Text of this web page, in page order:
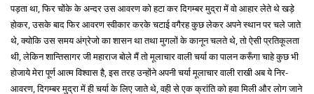
पड़ता था, फिर चोंके के अन्दर उस आवरण को हटा कर दिगम्बर मुद्रा में वो आहार लेते थे खड़े
होकर, उसके बाद फिर आवरण स्वीकार करके चटाई वगैरह कुछ लेकर अपने स्थान पर चले जाते
थे, क्योकि उस समय अंग्रेजो का शासन था तथा मुगलों के कानून चलते थे, तो ऐसी प्रतिकूलता
थी, लेकिन शान्तिसागर जी महाराज बोले मैं तो मूलाचार वाली चर्या का पालन करूँगा चाहे कुछ भी
होजाये मेरा पूर्ण आत्म विश्वास है, इस तरह उन्होंने अपनी चर्या मूलाचार वाली राखी अब ये निर-
आवरण, दिगम्बर मुद्रा में ही चर्या के लिए जाते थे, वही से एक क्रांति को हवा मिली और लोग जाने